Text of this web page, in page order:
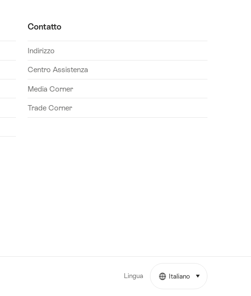
Contatto
Indirizzo
Centro Assistenza
Media Corner
Trade Corner
Lingua Italiano seleziona (clicca per